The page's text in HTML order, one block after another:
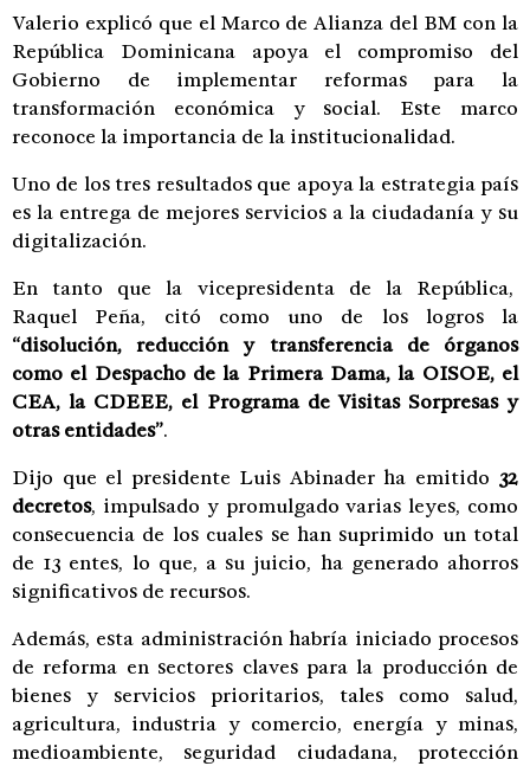
Valerio explicó que el Marco de Alianza del BM con la
República Dominicana apoya el compromiso del
Gobierno de implementar reformas para la
transformación económica y social. Este marco
reconoce la importancia de la institucionalidad.
Uno de los tres resultados que apoya la estrategia país
es la entrega de mejores servicios a la ciudadanía y su
digitalización.
En tanto que la vicepresidenta de la República,
Raquel Peña, citó como uno de los logros la
“disolución, reducción y transferencia de órganos
como el Despacho de la Primera Dama, la OISOE, el
CEA, la CDEEE, el Programa de Visitas Sorpresas y
otras entidades”.
Dijo que el presidente Luis Abinader ha emitido 32
decretos, impulsado y promulgado varias leyes, como
consecuencia de los cuales se han suprimido un total
de 13 entes, lo que, a su juicio, ha generado ahorros
significativos de recursos.
Además, esta administración habría iniciado procesos
de reforma en sectores claves para la producción de
bienes y servicios prioritarios, tales como salud,
agricultura, industria y comercio, energía y minas,
medioambiente, seguridad ciudadana, protección